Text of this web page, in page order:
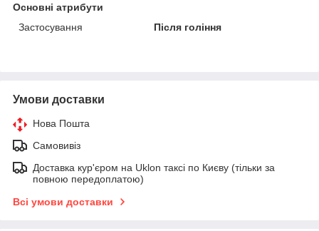
Основні атрибути
Застосування
Після гоління
Умови доставки
Нова Пошта
Самовивіз
Доставка кур'єром на Uklon таксі по Києву (тільки за
повною передоплатою)
Всі умови доставки